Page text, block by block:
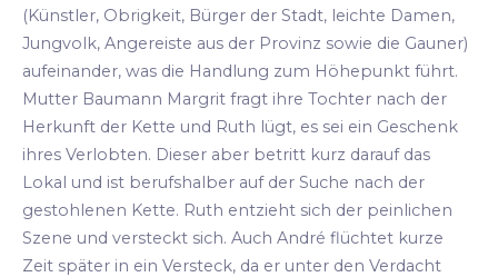
(Künstler, Obrigkeit, Bürger der Stadt, leichte Damen,
Jungvolk, Angereiste aus der Provinz sowie die Gauner)
aufeinander, was die Handlung zum Höhepunkt führt.
Mutter Baumann Margrit fragt ihre Tochter nach der
Herkunft der Kette und Ruth lügt, es sei ein Geschenk
ihres Verlobten. Dieser aber betritt kurz darauf das
Lokal und ist berufshalber auf der Suche nach der
gestohlenen Kette. Ruth entzieht sich der peinlichen
Szene und versteckt sich. Auch André flüchtet kurze
Zeit später in ein Versteck, da er unter den Verdacht